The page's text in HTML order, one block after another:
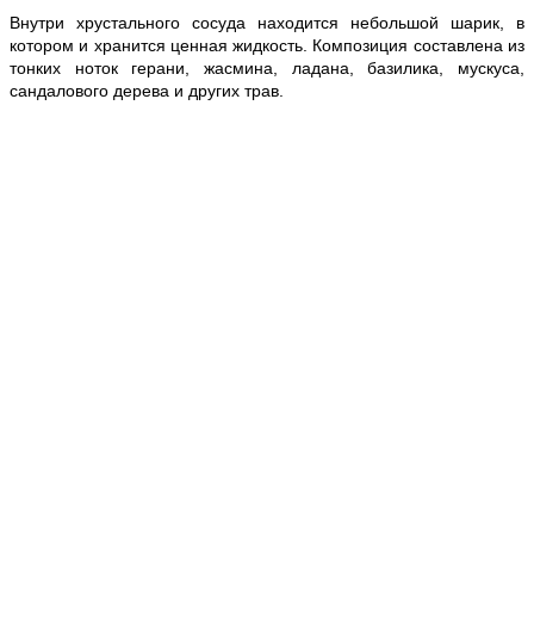
Внутри хрустального сосуда находится небольшой шарик, в
котором и хранится ценная жидкость. Композиция составлена из
тонких ноток герани, жасмина, ладана, базилика, мускуса,
сандалового дерева и других трав.